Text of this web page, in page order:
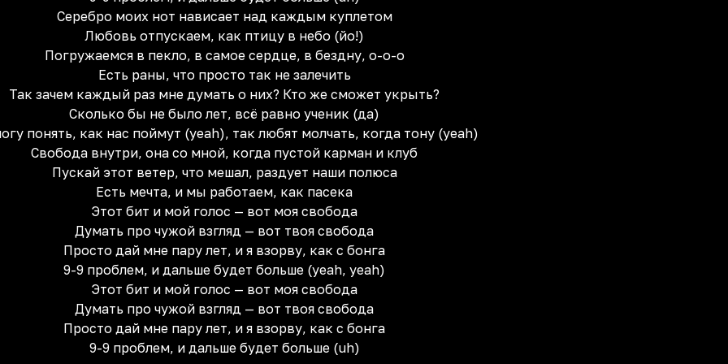
Серебро моих нот нависает над каждым куплетом
Любовь отпускаем, как птицу в небо (йо!)
Погружаемся в пекло, в самое сердце, в бездну, о-о-о
Есть раны, что просто так не залечить
Так зачем каждый раз мне думать о них? Кто же сможет укрыть?
Сколько бы не было лет, всё равно ученик (да)
понять, как нас поймут (yeah), так любят молчать, когда тону (yeah)
Свобода внутри, она со мной, когда пустой карман и клуб
Пускай этот ветер, что мешал, раздует наши полюса
Есть мечта, и мы работаем, как пасека
Этот бит и мой голос — вот моя свобода
Думать про чужой взгляд — вот твоя свобода
Просто дай мне пару лет, и я взорву, как с бонга
9-9 проблем, и дальше будет больше (yeah, yeah)
Этот бит и мой голос — вот моя свобода
Думать про чужой взгляд — вот твоя свобода
Просто дай мне пару лет, и я взорву, как с бонга
9-9 проблем, и дальше будет больше (uh)